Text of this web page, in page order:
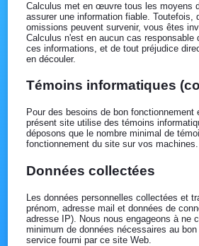
Calculus met en œuvre tous les moyens
assurer une information fiable. Toutefois,
omissions peuvent survenir, vous êtes
Calculus n'est en aucun cas responsable
ces informations, et de tout préjudice
en découler.
Témoins informatiques
Pour des besoins de bon fonctionnement
présent site utilise des témoins
déposons que le nombre minimal de
fonctionnement du site sur vos machines.
Données collectées
Les données personnelles collectées et
prénom, adresse mail et données de
adresse IP). Nous nous engageons à ne
minimum de données nécessaires au
service fourni par ce site Web.